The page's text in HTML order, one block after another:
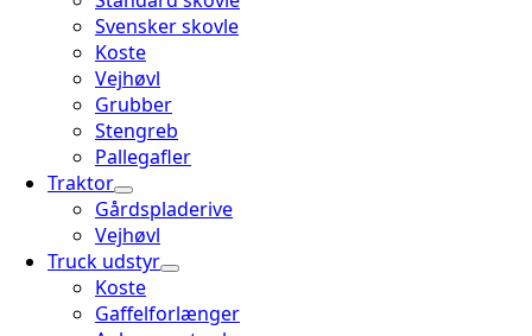
Svensker skovle
Koste
Vejhøvl
Grubber
Stengreb
Pallegafler
Traktor
Gårdspladerive
Vejhøvl
Truck udstyr
Koste
Gaffelforlænger